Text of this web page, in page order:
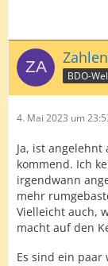
BDO-
4. Mai 2023 um
Ja, ist angelehnt
kommend. Ich
irgendwann
mehr
Vielleicht auch,
macht auf den
Es sind ein